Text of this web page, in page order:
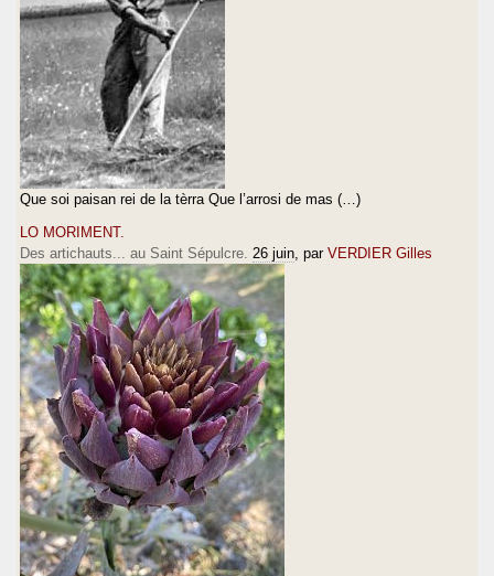
Que soi paisan rei de la tèrra Que l’arrosi de mas (…)
LO MORIMENT.
Des artichauts... au Saint Sépulcre. 26 juin , par VERDIER Gilles